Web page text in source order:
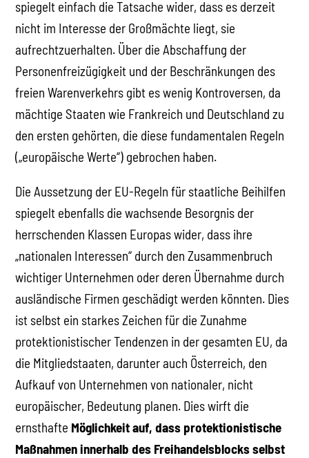
spiegelt einfach die Tatsache wider, dass es derzeit
nicht im Interesse der Großmächte liegt, sie
aufrechtzuerhalten. Über die Abschaffung der
Personenfreizügigkeit und der Beschränkungen des
freien Warenverkehrs gibt es wenig Kontroversen, da
mächtige Staaten wie Frankreich und Deutschland zu
den ersten gehörten, die diese fundamentalen Regeln
(„europäische Werte“) gebrochen haben.
Die Aussetzung der EU-Regeln für staatliche Beihilfen
spiegelt ebenfalls die wachsende Besorgnis der
herrschenden Klassen Europas wider, dass ihre
„nationalen Interessen“ durch den Zusammenbruch
wichtiger Unternehmen oder deren Übernahme durch
ausländische Firmen geschädigt werden könnten. Dies
ist selbst ein starkes Zeichen für die Zunahme
protektionistischer Tendenzen in der gesamten EU, da
die Mitgliedstaaten, darunter auch Österreich, den
Aufkauf von Unternehmen von nationaler, nicht
europäischer, Bedeutung planen. Dies wirft die
ernsthafte Möglichkeit auf, dass protektionistische
Maßnahmen innerhalb des Freihandelsblocks selbst